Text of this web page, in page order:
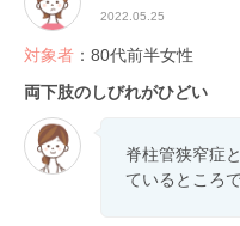
2022.05.25
対象者 ：80代前半女性
両下肢のしびれがひどい
脊柱管狭窄症
ているところ